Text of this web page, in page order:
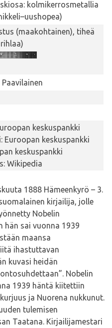
kolmikerrosmetallia
(maakohtainen), tiheä
keskuspankki
Euroopan keskuspankki
keskuspankki
Wikipedia
1888 Hämeenkyrö – 3.
kirjailija, jolle
Nobelin
hän sai vuonna 1939
maansa
ihastuttavan
kuvasi heidän
Nobelin
1939 häntä kiitettiin
ja Nuorena nukkunut.
tulemisen
Taatana. Kirjailijamestari